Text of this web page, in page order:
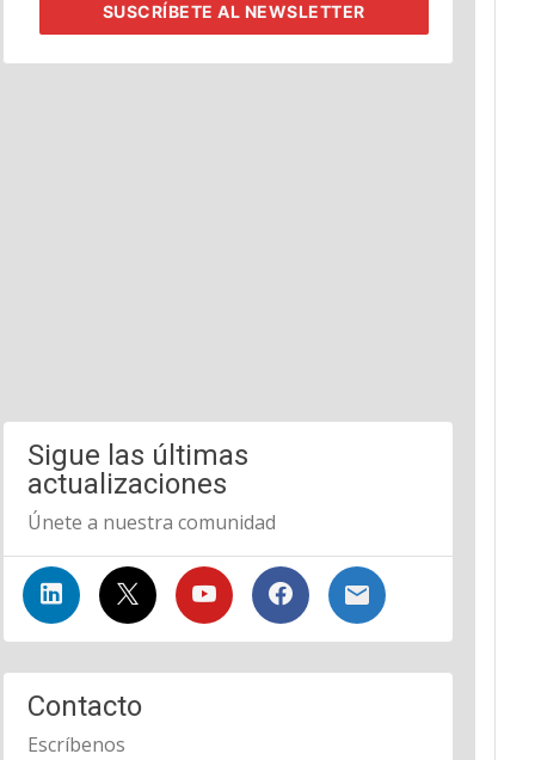
SUSCRÍBETEAL NEWSLETTER
Sigue las últimas
actualizaciones
Únete a nuestra comunidad
Contacto
Escríbenos